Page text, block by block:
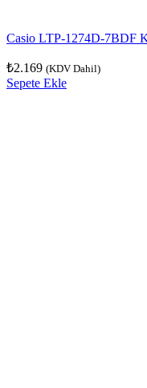
Casio LTP-1274D-7BDF
₺2.169 (KDV Dahil)
Sepete Ekle